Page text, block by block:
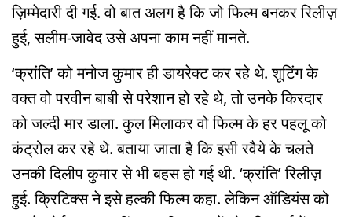
ज़िम्मेदारी दी गई. वो बात अलग है कि जो फिल्म बनकर रिलीज़
हुई, सलीम-जावेद उसे अपना काम नहीं मानते.
‘क्रांति’ को मनोज कुमार ही डायरेक्ट कर रहे थे. शूटिंग के
वक्त वो परवीन बाबी से परेशान हो रहे थे, तो उनके किरदार
को जल्दी मार डाला. कुल मिलाकर वो फिल्म के हर पहलू को
कंट्रोल कर रहे थे. बताया जाता है कि इसी रवैये के चलते
उनकी दिलीप कुमार से भी बहस हो गई थी. ‘क्रांति’ रिलीज़
हुई. क्रिटिक्स ने इसे हल्की फिल्म कहा. लेकिन ऑडियंस को